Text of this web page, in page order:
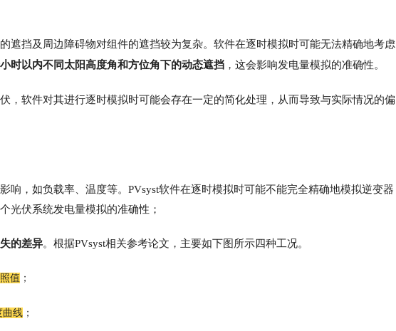
遮挡及周边障碍物对组件的遮挡较为复杂。软件在逐时模拟时可能无法精确地考虑
时以内不同太阳高度角和方位角下的动态遮挡 ，这会影响发电量模拟的准确性。
，软件对其进行逐时模拟时可能会存在一定的简化处理，从而导致与实际情况的偏
响，如负载率、温度等。PVsyst软件在逐时模拟时可能不能完全精确地模拟逆变器
光伏系统发电量模拟的准确性；
的差异。根据PVsyst相关参考论文，主要如下图所示四种工况。
值 ；
曲线 ；